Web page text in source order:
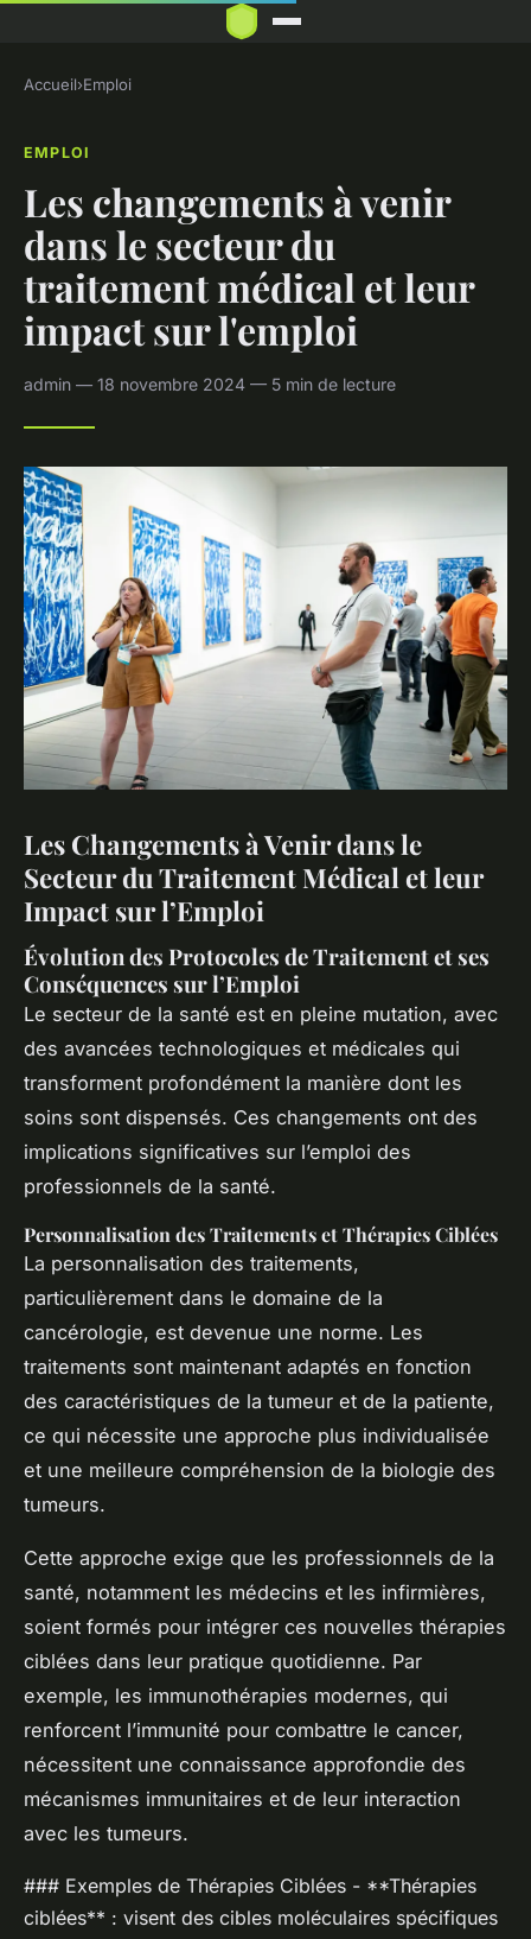
Accueil›Emploi
EMPLOI
Les changements à venir
dans le secteur du
traitement médical et leur
impact sur l'emploi
admin — 18 novembre 2024 — 5 min de lecture
Les Changements à Venir dans le
Secteur du Traitement Médical et leur
Impact sur l’Emploi
Évolution des Protocoles de Traitement et ses
Conséquences sur l’Emploi
Le secteur de la santé est en pleine mutation, avec
des avancées technologiques et médicales qui
transforment profondément la manière dont les
soins sont dispensés. Ces changements ont des
implications significatives sur l’emploi des
professionnels de la santé.
Personnalisation des Traitements et Thérapies Ciblées
La personnalisation des traitements,
particulièrement dans le domaine de la
cancérologie, est devenue une norme. Les
traitements sont maintenant adaptés en fonction
des caractéristiques de la tumeur et de la patiente,
ce qui nécessite une approche plus individualisée
et une meilleure compréhension de la biologie des
tumeurs.
Cette approche exige que les professionnels de la
santé, notamment les médecins et les infirmières,
soient formés pour intégrer ces nouvelles thérapies
ciblées dans leur pratique quotidienne. Par
exemple, les immunothérapies modernes, qui
renforcent l’immunité pour combattre le cancer,
nécessitent une connaissance approfondie des
mécanismes immunitaires et de leur interaction
avec les tumeurs.
### Exemples de Thérapies Ciblées - **Thérapies
ciblées** : visent des cibles moléculaires spécifiques